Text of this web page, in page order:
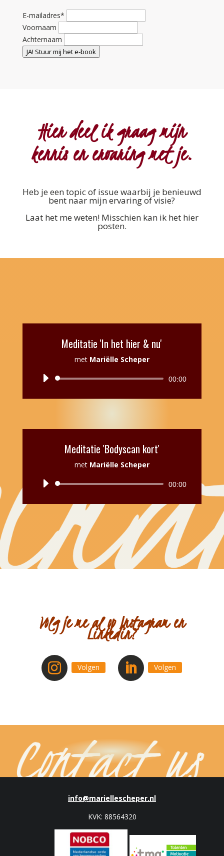
E-mailadres*
Voornaam
Achternaam
JA! Stuur mij het e-book
Hier deel ik graag mijn
kennis en ervaring met je.
Heb je een topic of issue waarbij je benieuwd
bent naar mijn ervaring of visie?
Laat het me weten! Misschien kan ik het hier
posten.
Meditatie 'In het hier & nu'
met Mariëlle Scheper
Audiospeler 00:00
Meditatie 'Bodyscan kort'
met Mariëlle Scheper
Audiospeler 00:00
Volg je me al op Instagram en
Linkedin?
Volgen Volgen
info@mariellescheper.nl
KVK: 88564320